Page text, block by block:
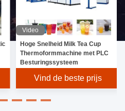
Video
Hoge Snelheid Milk Tea Cup
Thermoformmachine met PLC
Besturingssysteem
Vind de beste prijs